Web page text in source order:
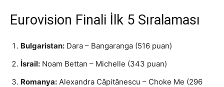
Eurovision Finali İlk 5 Sıralaması
Bulgaristan: Dara – Bangaranga (516 puan)
İsrail: Noam Bettan – Michelle (343 puan)
Romanya: Alexandra Căpitănescu – Choke Me (296